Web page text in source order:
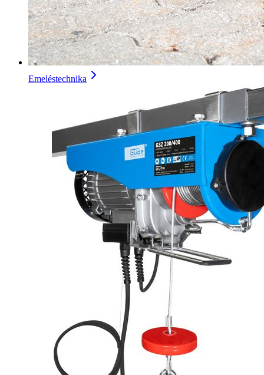
Emeléstechnika